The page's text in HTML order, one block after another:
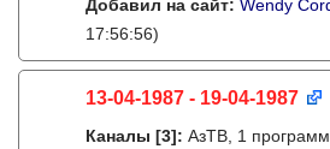
Добавил на сайт: Wendy
17:56:56)
13-04-1987 - 19-04-1987
Каналы [3]: АзТВ, 1